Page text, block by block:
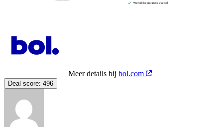
Meer details bij bol.com
Deal score: 496